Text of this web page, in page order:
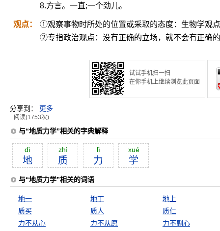
8.方言。一直;一个劲儿。
观点：
①观察事物时所处的位置或采取的态度：生物学观
②专指政治观点：没有正确的立场，就不会有正确
试试手机扫一扫
在你手机上继续浏览此页面
分享到： 更多
阅读(1753次)
与“地质力学”相关的字典解释
dì
地
zhì
质
lì
力
xué
学
与“地质力学”相关的词语
地一 地丁
地上
质买
质人
质仁
力不从心
力不从愿
力不副心